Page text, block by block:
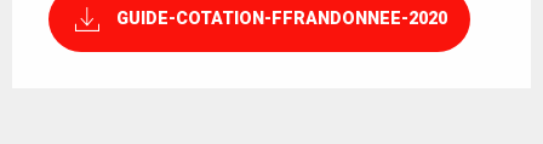
GUIDE-COTATION-FFRANDONNEE-2020